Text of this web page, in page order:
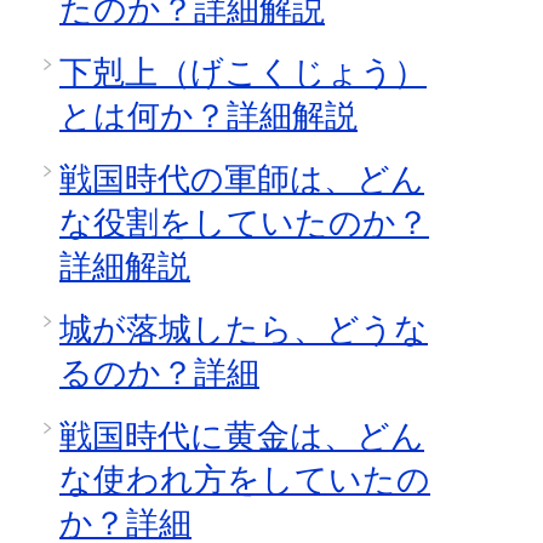
たのか？詳細解説
下剋上（げこくじょう）
とは何か？詳細解説
戦国時代の軍師は、どん
な役割をしていたのか？
詳細解説
城が落城したら、どうな
るのか？詳細
戦国時代に黄金は、どん
な使われ方をしていたの
か？詳細